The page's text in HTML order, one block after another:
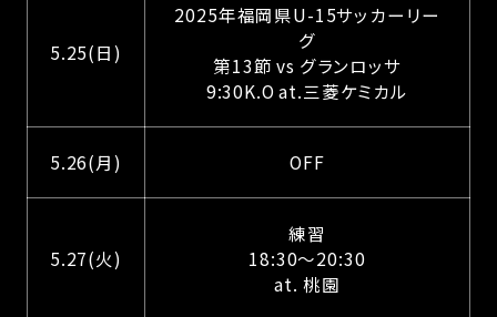
5.25(日)
2025年福岡県U-15サッカーリー
グ
第13節 vs グランロッサ
9:30K.O at.三菱ケミカル
5.26(月) OFF
5.27(火)
練習
18:30～20:30
at. 桃園